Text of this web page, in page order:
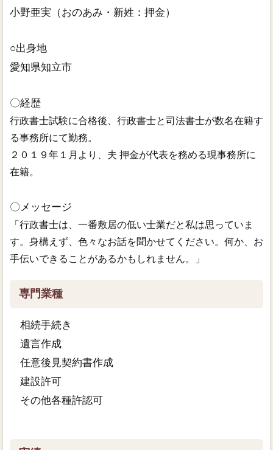
小野亜実（おのあみ・新姓：押金）
○出身地
愛知県知立市
〇経歴
行政書士試験に合格後、行政書士と司法書士が数名在籍す
る事務所にて勤務。
２０１９年１月より、夫 押金が代表を務める現事務所に
在籍。
〇メッセージ
「行政書士は、一番敷居の低い士業だと私は思っていま
す。身構えず、色々なお話を聞かせてください。何か、お
手伝いできることがあるかもしれません。」
専門業種
相続手続き
遺言作成
任意後見契約書作成
建設許可
その他各種許認可